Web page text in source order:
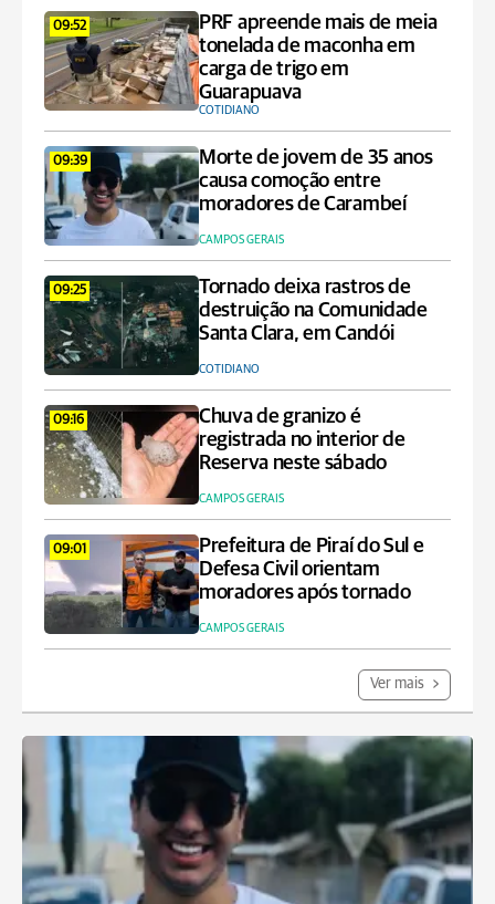
09:52
PRF apreende mais de meia
tonelada de maconha em
carga de trigo em
Guarapuava
COTIDIANO
09:39
Morte de jovem de 35 anos
causa comoção entre
moradores de Carambeí
CAMPOS GERAIS
09:25
Tornado deixa rastros de
destruição na Comunidade
Santa Clara, em Candói
COTIDIANO
09:16
Chuva de granizo é
registrada no interior de
Reserva neste sábado
CAMPOS GERAIS
09:01
Prefeitura de Piraí do Sul e
Defesa Civil orientam
moradores após tornado
CAMPOS GERAIS
Ver mais